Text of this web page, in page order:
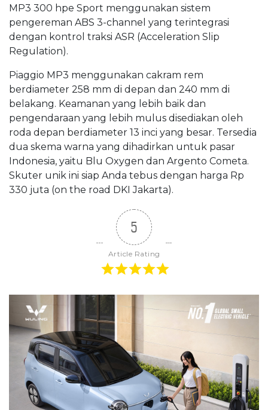
MP3 300 hpe Sport menggunakan sistem
pengereman ABS 3-channel yang terintegrasi
dengan kontrol traksi ASR (Acceleration Slip
Regulation).
Piaggio MP3 menggunakan cakram rem
berdiameter 258 mm di depan dan 240 mm di
belakang. Keamanan yang lebih baik dan
pengendaraan yang lebih mulus disediakan oleh
roda depan berdiameter 13 inci yang besar. Tersedia
dua skema warna yang dihadirkan untuk pasar
Indonesia, yaitu Blu Oxygen dan Argento Cometa.
Skuter unik ini siap Anda tebus dengan harga Rp
330 juta (on the road DKI Jakarta).
5
Article Rating